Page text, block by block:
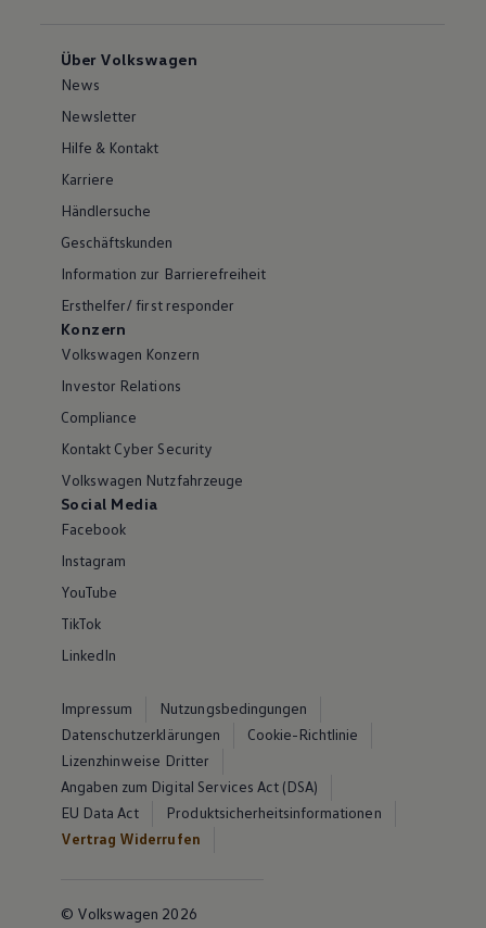
Über Volkswagen
News
Newsletter
Hilfe & Kontakt
Karriere
Händlersuche
Geschäftskunden
Information zur Barrierefreiheit
Ersthelfer/ first responder
Konzern
Volkswagen Konzern
Investor Relations
Compliance
Kontakt Cyber Security
Volkswagen Nutzfahrzeuge
Social Media
Facebook
Instagram
YouTube
TikTok
LinkedIn
Impressum
Nutzungsbedingungen
Datenschutzerklärungen
Cookie-Richtlinie
Lizenzhinweise Dritter
Angaben zum Digital Services Act (DSA)
EU Data Act
Produktsicherheitsinformationen
Vertrag Widerrufen
© Volkswagen 2026